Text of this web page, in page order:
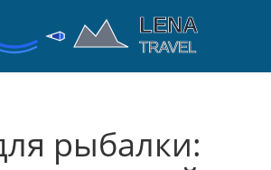
рыбалки: